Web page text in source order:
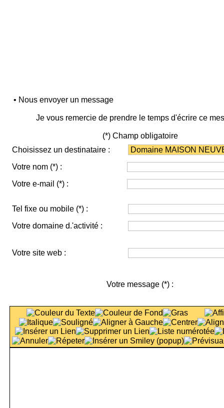
• Nous envoyer un message
Je vous remercie de prendre le temps d'écrire ce
(*) Champ obligatoire
Choisissez un destinataire :
Votre nom (*) :
Votre e-mail (*) :
Tel fixe ou mobile (*) :
Votre domaine d.'activité :
Votre site web :
Votre message (*) :